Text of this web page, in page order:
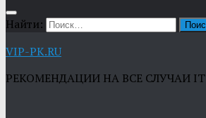
Найти:
VIP-PK.RU
РЕКОМЕНДАЦИИ НА ВСЕ СЛУЧАИ IT